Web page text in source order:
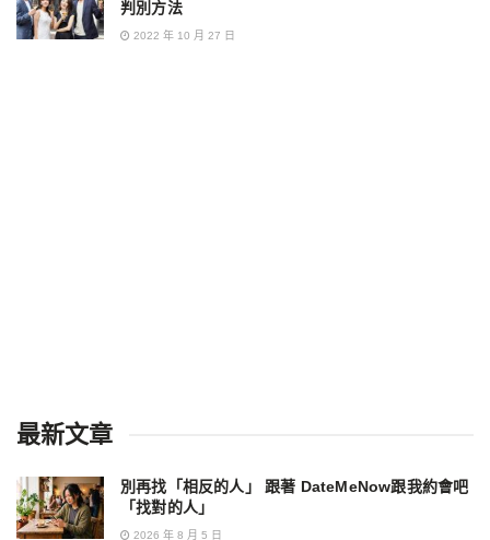
判別方法
2022 年 10 月 27 日
最新文章
別再找「相反的人」 跟著 DateMeNow跟我約會吧
「找對的人」
2026 年 8 月 5 日